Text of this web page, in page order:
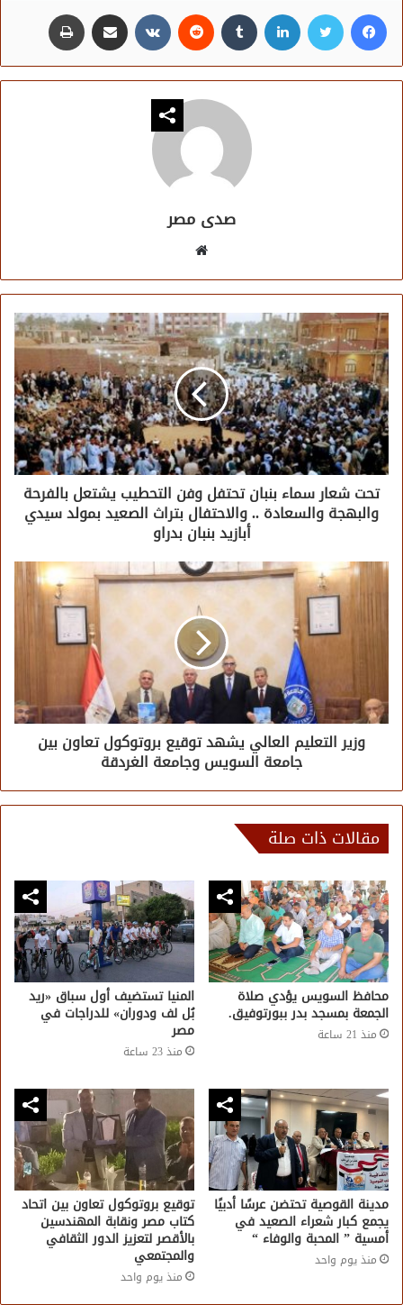
فيسبوك تويتر لينكدإن مشاركة عبر البريد
صدى مصر
تحت شعار سماء بنبان تحتفل وفن التحطيب يشتعل بالفرحة
والبهجة والسعادة .. والاحتفال بتراث الصعيد بمولد سيدي
أبازيد بنبان بدراو
وزير التعليم العالي يشهد توقيع بروتوكول تعاون بين
جامعة السويس وجامعة الغردقة
مقالات ذات صلة
محافظ السويس يؤدي صلاة
الجمعة بمسجد بدر ببورتوفيق.
منذ 21 ساعة
المنيا تستضيف أول سباق «ريد
بُل لف ودوران» للدراجات في
مصر
منذ 23 ساعة
مدينة القوصية تحتضن عرسًا أدبيًا
يجمع كبار شعراء الصعيد في
أمسية ” المحبة والوفاء “
منذ يوم واحد
توقيع بروتوكول تعاون بين اتحاد
كتاب مصر ونقابة المهندسين
بالأقصر لتعزيز الدور الثقافي
والمجتمعي
منذ يوم واحد